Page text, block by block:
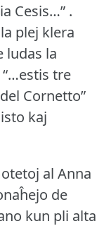
Cesis…” .
plej klera
ludas la
tre
Cornetto”
kaj
al Anna
de
kun pli alta